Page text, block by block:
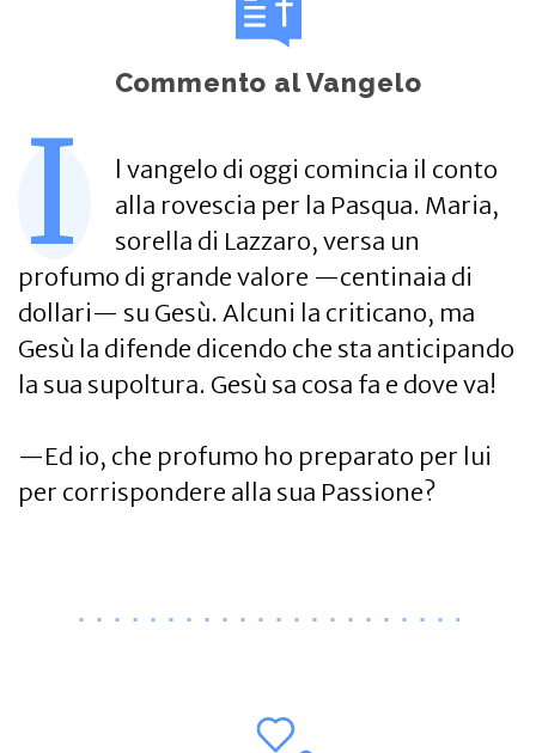
Commento al Vangelo
I
l vangelo di oggi comincia il conto
alla rovescia per la Pasqua. Maria,
sorella di Lazzaro, versa un
profumo di grande valore —centinaia di
dollari— su Gesù. Alcuni la criticano, ma
Gesù la difende dicendo che sta anticipando
la sua supoltura. Gesù sa cosa fa e dove va!
—Ed io, che profumo ho preparato per lui
per corrispondere alla sua Passione?